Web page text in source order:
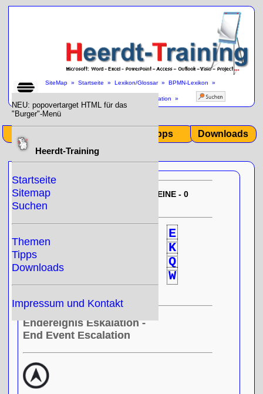
NEU: popovertarget HTML für das
"Burger"-Menü
Heerdt-Training
Startseite
Sitemap
Suchen
Themen
Tipps
Downloads
Impressum und Kontakt
SiteMap »Startseite »Lexikon/Glossar»BPMN-Lexikon »
Endereignis Eskalation / End Event Escalation »
Tipps Downloads
EU-DSGVO:
KEINE - 0
- Null!
E
F
K
L
M
Q
R
S
W
X
Y Z
Endereignis Eskalation -
End Event Escalation